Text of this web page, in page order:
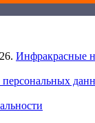
Инфракрасные
персональных